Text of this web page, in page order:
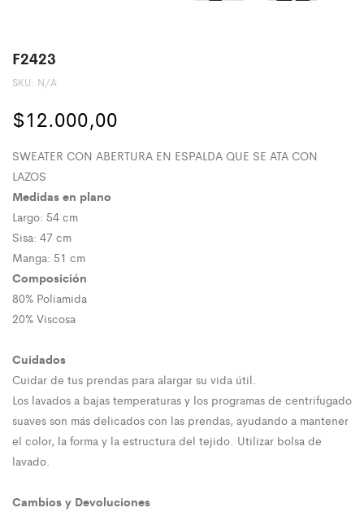
F2423
SKU: N/A
$12.000,00
SWEATER CON ABERTURA EN ESPALDA QUE SE ATA CON
LAZOS
Medidas en plano
Largo: 54 cm
Sisa: 47 cm
Manga: 51 cm
Composición
80% Poliamida
20% Viscosa
Cuidados
Cuidar de tus prendas para alargar su vida útil.
Los lavados a bajas temperaturas y los programas de centrifugado
suaves son más delicados con las prendas, ayudando a mantener
el color, la forma y la estructura del tejido. Utilizar bolsa de
lavado.
Cambios y Devoluciones